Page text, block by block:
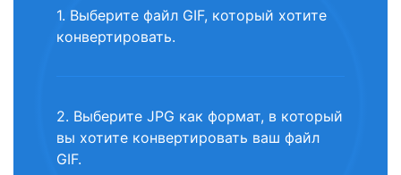
1. Выберите файл GIF, который хотите
конвертировать.
2. Выберите JPG как формат, в который
вы хотите конвертировать ваш файл
GIF.